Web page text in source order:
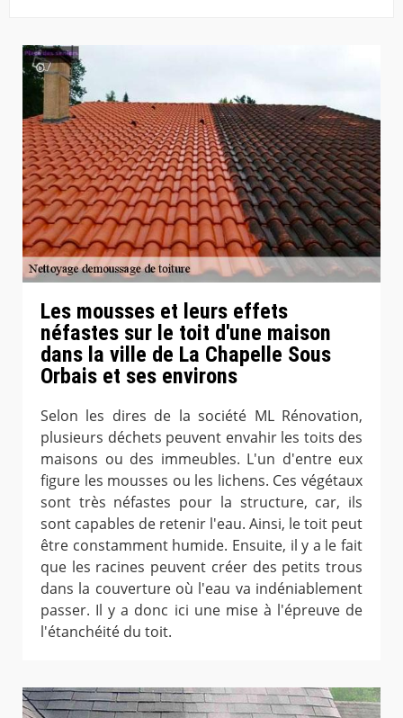
Les mousses et leurs effets
néfastes sur le toit d'une maison
dans la ville de La Chapelle Sous
Orbais et ses environs
Selon les dires de la société ML Rénovation,
plusieurs déchets peuvent envahir les toits des
maisons ou des immeubles. L'un d'entre eux
figure les mousses ou les lichens. Ces végétaux
sont très néfastes pour la structure, car, ils
sont capables de retenir l'eau. Ainsi, le toit peut
être constamment humide. Ensuite, il y a le fait
que les racines peuvent créer des petits trous
dans la couverture où l'eau va indéniablement
passer. Il y a donc ici une mise à l'épreuve de
l'étanchéité du toit.